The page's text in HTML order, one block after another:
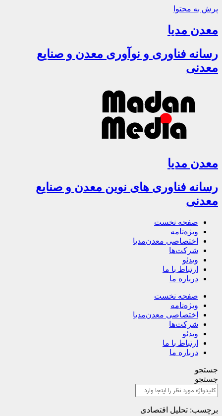
پرش به محتوا
معدن مدیا
رسانه فناوری و نوآوری معدن و صنایع
معدنی
معدن مدیا
رسانه فناوری های نوین معدن و صنایع
معدنی
صفحه نخست
ویژه‌نامه
اختصاصی معدن‌مدیا
شرکت‌ها
ویدئو
ارتباط با ما
درباره ما
صفحه نخست
ویژه‌نامه
اختصاصی معدن‌مدیا
شرکت‌ها
ویدئو
ارتباط با ما
درباره ما
جستجو
جستجو
برچسب: تحلیل اقتصادی